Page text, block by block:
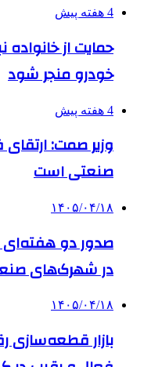
4 هفته پیش
حمایت از خانواده
خودرو منجر شود
4 هفته پیش
وزیر صمت:
صنعتی است
۱۴۰۵/۰۴/۱۸
صدور دو
در شهرک‌های
۱۴۰۵/۰۴/۱۸